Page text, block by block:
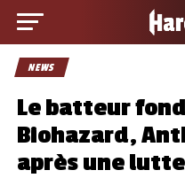
NEWS
Le batteur
Biohazard,
après une